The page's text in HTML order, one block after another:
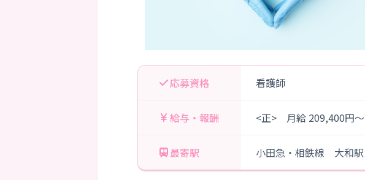
応募資格 看護師
給与・報酬 <正> 月給 209,400円
最寄駅 小田急・相鉄線 大和